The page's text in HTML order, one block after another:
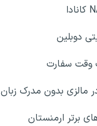
دوبلین
وقت سفارت
مالزی بدون مدرک زبان
برتر ارمنستان